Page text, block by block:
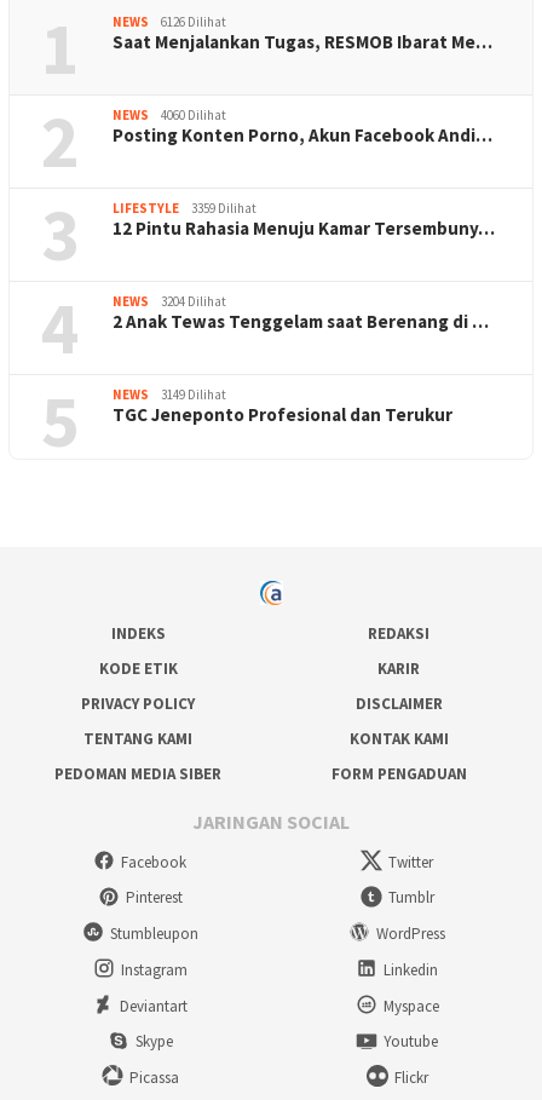
1 NEWS 6126 Dilihat
Saat Menjalankan Tugas, RESMOB Ibarat Me…
2 NEWS 4060 Dilihat
Posting Konten Porno, Akun Facebook Andi…
3 LIFESTYLE 3359 Dilihat
12 Pintu Rahasia Menuju Kamar Tersembuny…
4 NEWS 3204 Dilihat
2 Anak Tewas Tenggelam saat Berenang di …
5 NEWS 3149 Dilihat
TGC Jeneponto Profesional dan Terukur
INDEKS
REDAKSI
KODE ETIK
KARIR
PRIVACY POLICY
DISCLAIMER
TENTANG KAMI
KONTAK KAMI
PEDOMAN MEDIA SIBER
FORM PENGADUAN
JARINGAN SOCIAL
Facebook
Twitter
Pinterest
Tumblr
Stumbleupon
WordPress
Instagram
Linkedin
Deviantart
Myspace
Skype
Youtube
Picassa
Flickr